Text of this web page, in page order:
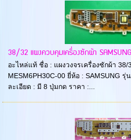
38/32 แผงควบคุมเครื่องซักผ้า SAMSUNG
อะไหล่แท้ ชื่อ : แผงวงจรเครื่องซักผ้า 38/
MESM6PH30C-00 ยี่ห้อ : SAMSUNG รุ่
ละเอียด : มี 8 ปุ่มกด ราคา :...